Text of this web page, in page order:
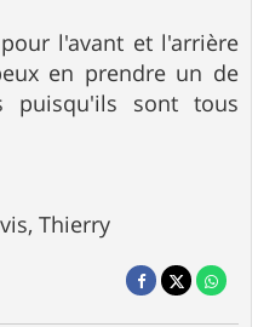
l'avant et l'arrière
en prendre un de
puisqu'ils sont tous
Thierry